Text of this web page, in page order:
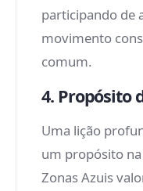
participando de
movimento
comum.
4. Propósito
Uma lição
um propósito
Zonas Azuis